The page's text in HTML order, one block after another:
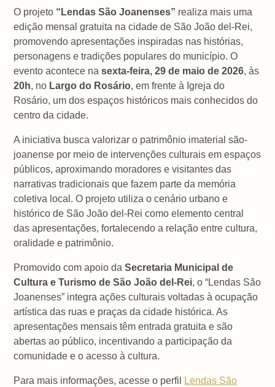
O projeto “Lendas São Joanenses” realiza mais uma
edição mensal gratuita na cidade de São João del-Rei,
promovendo apresentações inspiradas nas histórias,
personagens e tradições populares do município. O
evento acontece nasexta-feira, 29 de maio de 2026, às
20h, no Largo do Rosário, em frente à Igreja do
Rosário, um dos espaços históricos mais conhecidos do
centro da cidade.
A iniciativa busca valorizar o patrimônio imaterial são-
joanense por meio de intervenções culturais em espaços
públicos, aproximando moradores e visitantes das
narrativas tradicionais que fazem parte da memória
coletiva local. O projeto utiliza o cenário urbano e
histórico de São João del-Rei como elemento central
das apresentações, fortalecendo a relação entre cultura,
oralidade e patrimônio.
Promovido com apoio daSecretaria Municipal de
Cultura e Turismo de São João del-Rei, o “Lendas São
Joanenses” integra ações culturais voltadas à ocupação
artística das ruas e praças da cidade histórica. As
apresentações mensais têm entrada gratuita e são
abertas ao público, incentivando a participação da
comunidade e o acesso à cultura.
Para mais informações, acesse o perfil Lendas São